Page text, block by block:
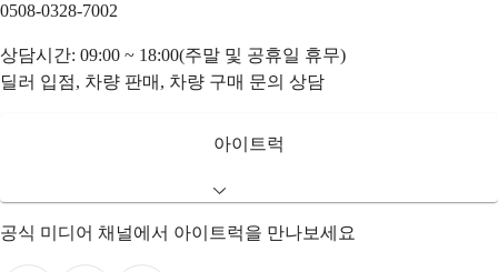
0508-0328-7002
상담시간: 09:00 ~ 18:00(주말 및 공휴일 휴무)
딜러 입점, 차량 판매, 차량 구매 문의 상담
아이트럭
공식 미디어 채널에서 아이트럭을 만나보세요